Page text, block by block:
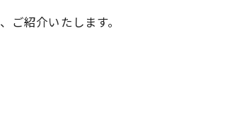
紹介いたします。